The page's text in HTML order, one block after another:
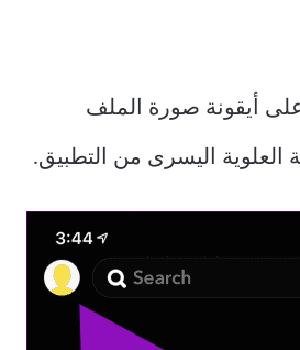
أيقونة صورة الملف
اليسرى من التطبيق.